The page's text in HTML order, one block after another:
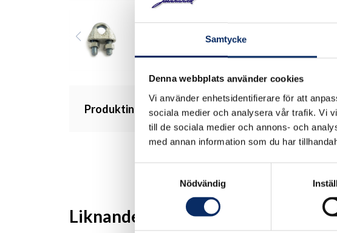
Samtycke
Denna webbplats använder cookies
Vi använder enhetsidentifierare för att
sociala medier och analysera vår trafik. Vi
till de sociala medier och annons- och
med annan information som du har
Nödvändig
Produktinformation
Liknande produkter